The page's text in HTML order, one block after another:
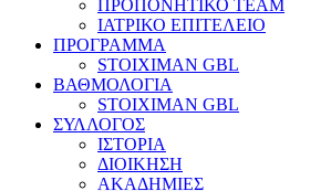
ΠΡΟΠΟΝΗΤΙΚΟ TEAM
ΙΑΤΡΙΚΟ ΕΠΙΤΕΛΕΙΟ
ΠΡΟΓΡΑΜΜΑ
STOIXIMAN GBL
ΒΑΘΜΟΛΟΓΙΑ
STOIXIMAN GBL
ΣΥΛΛΟΓΟΣ
ΙΣΤΟΡΙΑ
ΔΙΟΙΚΗΣΗ
ΑΚΑΔΗΜΙΕΣ